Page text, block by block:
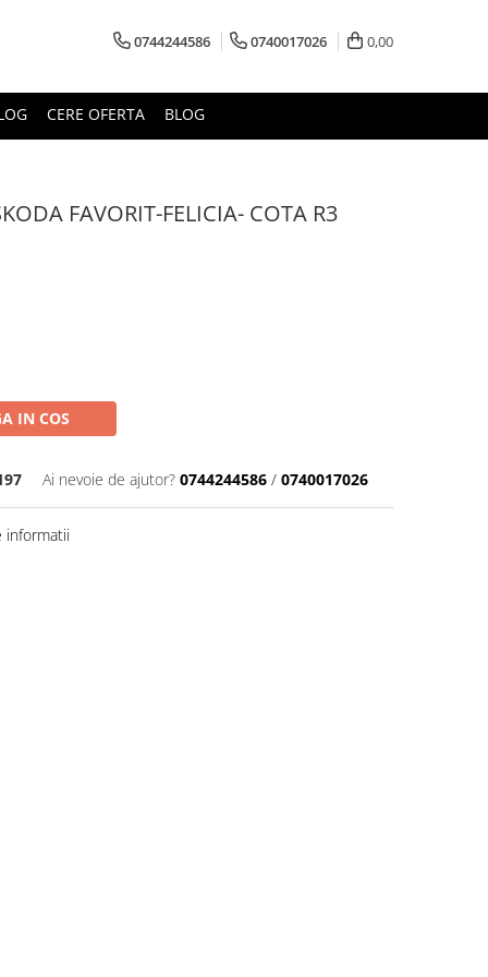
0744244586 0740017026 0,00
CERE OFERTA BLOG
FAVORIT-FELICIA- COTA R3
IN COS
Ai nevoie de ajutor? 0744244586 / 0740017026
informatii